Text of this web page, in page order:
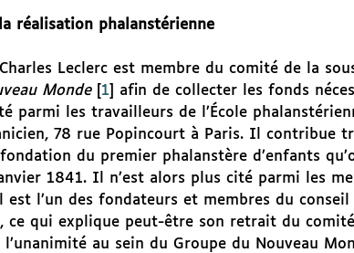
réalisation phalanstérienne
Leclerc est membre du comité de la
Monde[ 1
afin de collecter les fonds
parmi les travailleurs de l’École
78 rue Popincourt à Paris. Il contribue
du premier phalanstère d’enfants
1841. Il n’est alors plus cité parmi les
est l’un des fondateurs et membres du conseil
ce qui explique peut-être son retrait du
au sein du Groupe du Nouveau